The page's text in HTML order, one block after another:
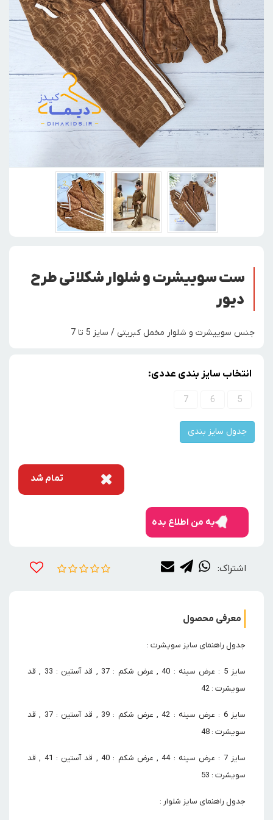
ست سوییشرت و شلوار شکلاتی طرح
دیور
جنس سوییشرت و شلوار مخمل کبریتی / سایز 5 تا 7
انتخاب سایز بندی عددی:
5
6
7
جدول سایز بندی
تمام شد
به من اطلاع بده
اشتراک:
معرفی محصول
جدول راهنمای سایز سویشرت :
سایز 5 : عرض سینه : 40 , عرض شکم : 37 , قد آستین : 33 , قد
سویشرت : 42
سایز 6 : عرض سینه : 42 , عرض شکم : 39 , قد آستین : 37 , قد
سویشرت : 48
سایز 7 : عرض سینه : 44 , عرض شکم : 40 , قد آستین : 41 , قد
سویشرت : 53
جدول راهنمای سایز شلوار :